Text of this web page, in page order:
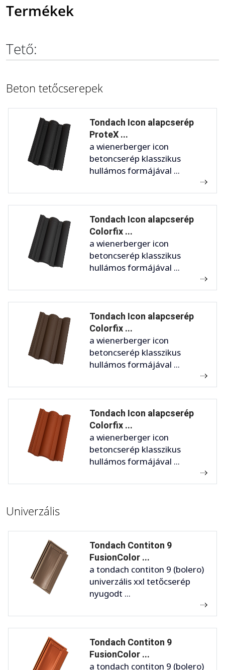
Termékek
Tető:
Beton tetőcserepek
Tondach Icon alapcserép
ProteX ...
a wienerberger icon
betoncserép klasszikus
hullámos formájával ...
Tondach Icon alapcserép
Colorfix ...
a wienerberger icon
betoncserép klasszikus
hullámos formájával ...
Tondach Icon alapcserép
Colorfix ...
a wienerberger icon
betoncserép klasszikus
hullámos formájával ...
Tondach Icon alapcserép
Colorfix ...
a wienerberger icon
betoncserép klasszikus
hullámos formájával ...
Univerzális
Tondach Contiton 9
FusionColor ...
a tondach contiton 9 (bolero)
univerzális xxl tetőcserép
nyugodt ...
Tondach Contiton 9
FusionColor ...
a tondach contiton 9 (bolero)